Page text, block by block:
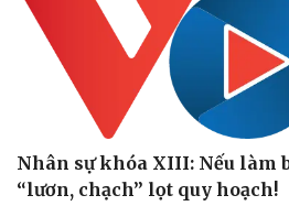
Nhân sự khóa XIII: Nếu làm
“lươn, chạch” lọt quy hoạch!